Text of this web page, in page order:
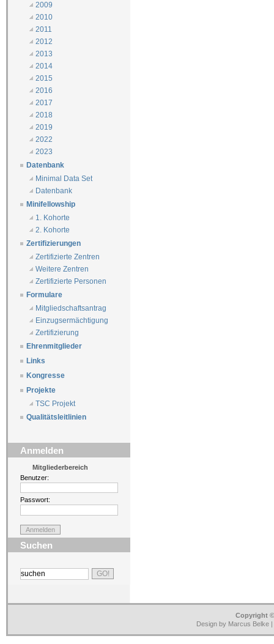
2009
2010
2011
2012
2013
2014
2015
2016
2017
2018
2019
2022
2023
Datenbank
Minimal Data Set
Datenbank
Minifellowship
1. Kohorte
2. Kohorte
Zertifizierungen
Zertifizierte Zentren
Weitere Zentren
Zertifizierte Personen
Formulare
Mitgliedschaftsantrag
Einzugsermächtigung
Zertifizierung
Ehrenmitglieder
Links
Kongresse
Projekte
TSC Projekt
Qualitätsleitlinien
Anmelden
Mitgliederbereich
Benutzer:
Passwort:
Suchen
Copyright
Design by Marcus Belke